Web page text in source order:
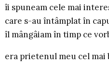
îi spuneam cele mai
care s-au întâmplat în
îl mângâiam în timp ce
era prietenul meu cel mai